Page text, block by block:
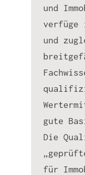
und
und
gute
Die
für